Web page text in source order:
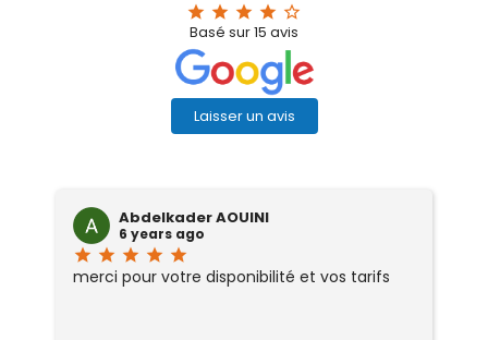
star star star star star_border
Basé sur15 avis
Laisser un avis
Abdelkader AOUINI
6 years ago
star star star star star
merci pour votre disponibilité et vos tarifs